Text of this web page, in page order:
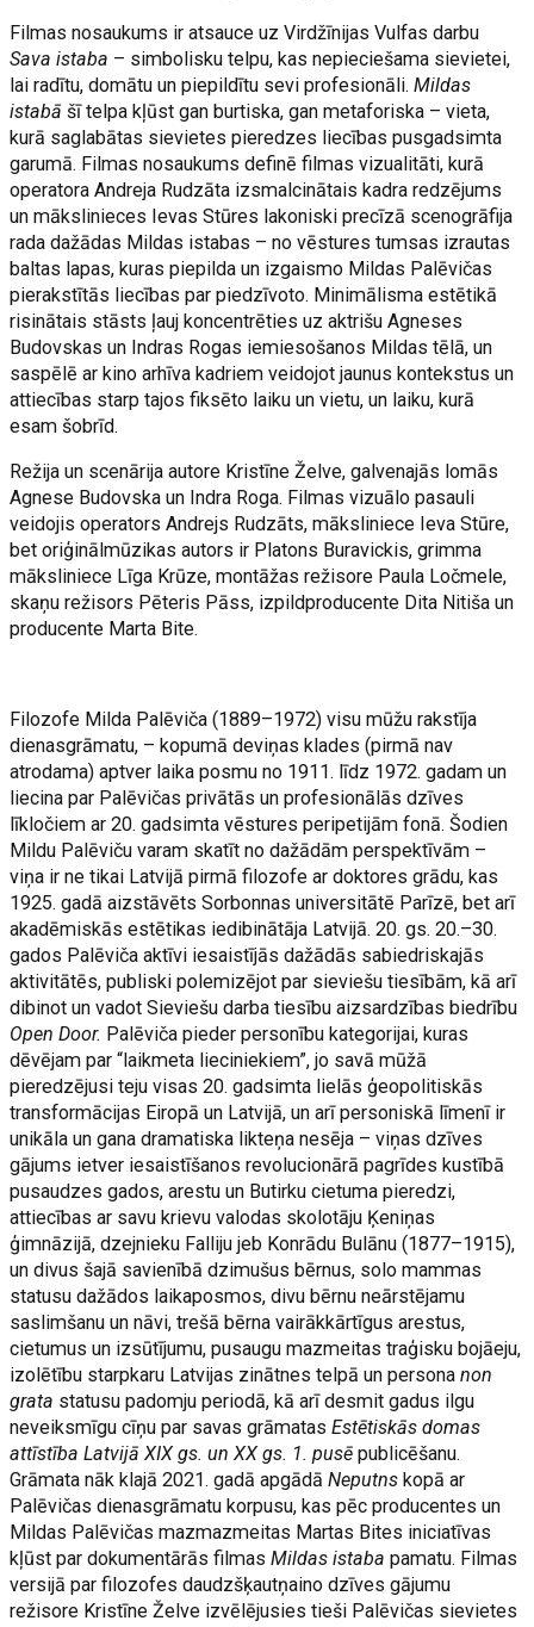
Filmas nosaukums ir atsauce uz Virdžīnijas Vulfas darbu
Sava istaba – simbolisku telpu, kas nepieciešama sievietei,
lai radītu, domātu un piepildītu sevi profesionāli. Mildas
istabā šī telpa kļūst gan burtiska, gan metaforiska – vieta,
kurā saglabātas sievietes pieredzes liecības pusgadsimta
garumā. Filmas nosaukums definē filmas vizualitāti, kurā
operatora Andreja Rudzāta izsmalcinātais kadra redzējums
un mākslinieces Ievas Stūres lakoniski precīzā scenogrāfija
rada dažādas Mildas istabas – no vēstures tumsas izrautas
baltas lapas, kuras piepilda un izgaismo Mildas Palēvičas
pierakstītās liecības par piedzīvoto. Minimālisma estētikā
risinātais stāsts ļauj koncentrēties uz aktrišu Agneses
Budovskas un Indras Rogas iemiesošanos Mildas tēlā, un
saspēlē ar kino arhīva kadriem veidojot jaunus kontekstus un
attiecības starp tajos fiksēto laiku un vietu, un laiku, kurā
esam šobrīd.
Režija un scenārija autore Kristīne Želve, galvenajās lomās
Agnese Budovska un Indra Roga. Filmas vizuālo pasauli
veidojis operators Andrejs Rudzāts, māksliniece Ieva Stūre,
bet oriģinālmūzikas autors ir Platons Buravickis, grimma
māksliniece Līga Krūze, montāžas režisore Paula Ločmele,
skaņu režisors Pēteris Pāss, izpildproducente Dita Nitiša un
producente Marta Bite.
Filozofe Milda Palēviča (1889–1972) visu mūžu rakstīja
dienasgrāmatu, – kopumā deviņas klades (pirmā nav
atrodama) aptver laika posmu no 1911. līdz 1972. gadam un
liecina par Palēvičas privātās un profesionālās dzīves
līkločiem ar 20. gadsimta vēstures peripetijām fonā. Šodien
Mildu Palēviču varam skatīt no dažādām perspektīvām –
viņa ir ne tikai Latvijā pirmā filozofe ar doktores grādu, kas
1925. gadā aizstāvēts Sorbonnas universitātē Parīzē, bet arī
akadēmiskās estētikas iedibinātāja Latvijā. 20. gs. 20.–30.
gados Palēviča aktīvi iesaistījās dažādās sabiedriskajās
aktivitātēs, publiski polemizējot par sieviešu tiesībām, kā arī
dibinot un vadot Sieviešu darba tiesību aizsardzības biedrību
Open Door. Palēviča pieder personību kategorijai, kuras
dēvējam par “laikmeta lieciniekiem”, jo savā mūžā
pieredzējusi teju visas 20. gadsimta lielās ģeopolitiskās
transformācijas Eiropā un Latvijā, un arī personiskā līmenī ir
unikāla un gana dramatiska likteņa nesēja – viņas dzīves
gājums ietver iesaistīšanos revolucionārā pagrīdes kustībā
pusaudzes gados, arestu un Butirku cietuma pieredzi,
attiecības ar savu krievu valodas skolotāju Ķeniņas
ģimnāzijā, dzejnieku Falliju jeb Konrādu Bulānu (1877–1915),
un divus šajā savienībā dzimušus bērnus, solo mammas
statusu dažādos laikaposmos, divu bērnu neārstējamu
saslimšanu un nāvi, trešā bērna vairākkārtīgus arestus,
cietumus un izsūtījumu, pusaugu mazmeitas traģisku bojāeju,
izolētību starpkaru Latvijas zinātnes telpā un personanon
grata statusu padomju periodā, kā arī desmit gadus ilgu
neveiksmīgu cīņu par savas grāmatasEstētiskās domas
attīstība Latvijā XIX gs. un XX gs. 1. pusēpublicēšanu.
Grāmata nāk klajā 2021. gadā apgādāNeputnskopā ar
Palēvičas dienasgrāmatu korpusu, kas pēc producentes un
Mildas Palēvičas mazmazmeitas Martas Bites iniciatīvas
kļūst par dokumentārās filmas Mildas istaba pamatu. Filmas
versijā par filozofes daudzšķautņaino dzīves gājumu
režisore Kristīne Želve izvēlējusies tieši Palēvičas sievietes